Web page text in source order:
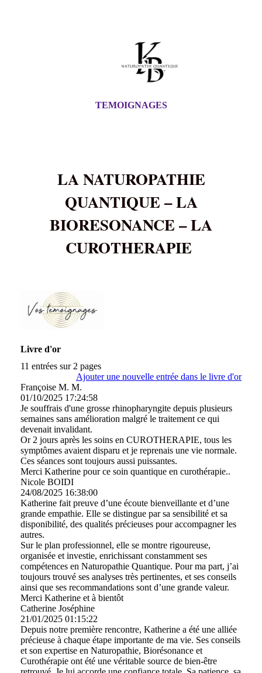
TEMOIGNAGES
LA NATUROPATHIE
QUANTIQUE – LA
BIORESONANCE – LA
CUROTHERAPIE
Livre d'or
11 entrées sur 2 pages
Ajouter une nouvelle entrée dans le livre d'or
Françoise M. M.
01/10/2025 17:24:58
Je souffrais d'une grosse rhinopharyngite depuis plusieurs
semaines sans amélioration malgré le traitement ce qui
devenait invalidant.
Or 2 jours après les soins en CUROTHERAPIE, tous les
symptômes avaient disparu et je reprenais une vie normale.
Ces séances sont toujours aussi puissantes.
Merci Katherine pour ce soin quantique en curothérapie..
Nicole BOIDI
24/08/2025 16:38:00
Katherine fait preuve d’une écoute bienveillante et d’une
grande empathie. Elle se distingue par sa sensibilité et sa
disponibilité, des qualités précieuses pour accompagner les
autres.
Sur le plan professionnel, elle se montre rigoureuse,
organisée et investie, enrichissant constamment ses
compétences en Naturopathie Quantique. Pour ma part, j’ai
toujours trouvé ses analyses très pertinentes, et ses conseils
ainsi que ses recommandations sont d’une grande valeur.
Merci Katherine et à bientôt
Catherine Joséphine
21/01/2025 01:15:22
Depuis notre première rencontre, Katherine a été une alliée
précieuse à chaque étape importante de ma vie. Ses conseils
et son expertise en Naturopathie, Biorésonance et
Curothérapie ont été une véritable source de bien-être